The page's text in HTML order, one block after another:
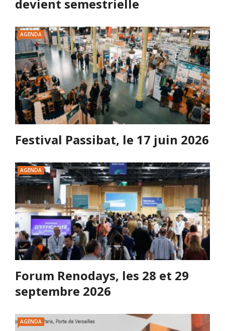
devient semestrielle
AGENDA
Festival Passibat, le 17 juin 2026
AGENDA
Forum Renodays, les 28 et 29
septembre 2026
AGENDA